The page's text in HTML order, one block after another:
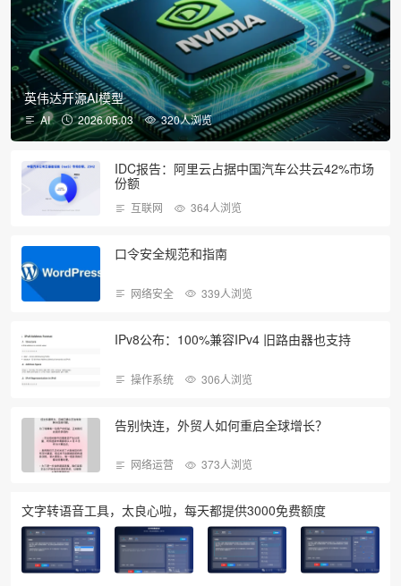
英伟达开源AI模型
AI 2026.05.03 320人浏览
IDC报告：阿里云占据中国汽车公共云42%市场
份额
互联网 364人浏览
口令安全规范和指南
网络安全 339人浏览
IPv8公布：100%兼容IPv4 旧路由器也支持
操作系统 306人浏览
告别快连，外贸人如何重启全球增长？
网络运营 373人浏览
文字转语音工具，太良心啦，每天都提供3000免费额度